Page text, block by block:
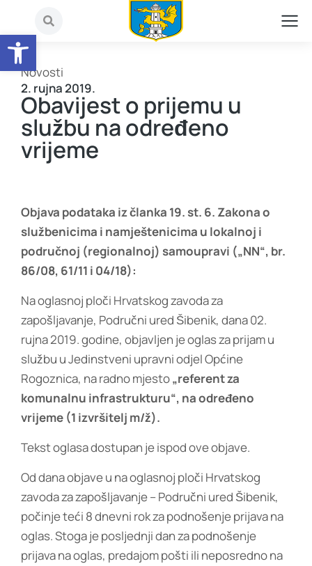
Open toolbar
Novosti
2. rujna 2019.
Obavijest o prijemu u
službu na određeno
vrijeme
Objava podataka iz članka 19. st. 6. Zakona o
službenicima i namještenicima u lokalnoj i
područnoj (regionalnoj) samoupravi („NN“, br.
86/08, 61/11 i 04/18):
Na oglasnoj ploči Hrvatskog zavoda za
zapošljavanje, Područni ured Šibenik, dana 02.
rujna 2019. godine, objavljen je oglas za prijam u
službu u Jedinstveni upravni odjel Općine
Rogoznica, na radno mjesto„referent za
komunalnu infrastrukturu“, na određeno
vrijeme (1 izvršitelj m/ž).
Tekst oglasa dostupan je ispod ove objave.
Od dana objave u na oglasnoj ploči Hrvatskog
zavoda za zapošljavanje – Područni ured Šibenik,
počinje teći 8 dnevni rok za podnošenje prijava na
oglas. Stoga je posljednji dan za podnošenje
prijava na oglas, predajom pošti ili neposredno na